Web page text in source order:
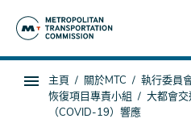
子
你
在
這
主頁 關於MTC 執行委員
恢復項目專責小組
大都會
（COVID-19）響應